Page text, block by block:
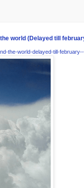
world (Delayed till
the-world-delayed-till-